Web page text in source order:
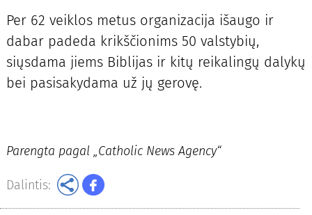
Per 62 veiklos metus organizacija išaugo ir
dabar padeda krikščionims 50 valstybių,
siųsdama jiems Biblijas ir kitų reikalingų dalykų
bei pasisakydama už jų gerovę.
Parengta pagal „Catholic News Agency“
Dalintis: